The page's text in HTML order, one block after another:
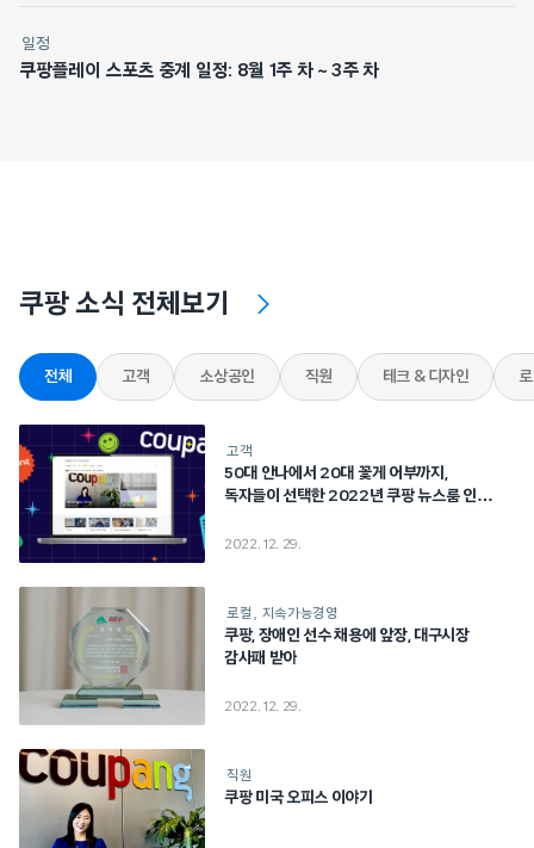
일정
쿠팡플레이 스포츠 중계 일정: 8월 1주 차 ~ 3주 차
쿠팡 소식 전체보기
전체 고객 소상공인 직원 테크 & 디자인
고객
50대 안나에서 20대 꽃게 어부까지,
독자들이 선택한 2022년 쿠팡 뉴스룸 인기
2022. 12. 29.
로컬 지속가능경영
쿠팡, 장애인 선수 채용에 앞장, 대구시장
감사패 받아
2022. 12. 29.
직원
쿠팡 미국 오피스 이야기